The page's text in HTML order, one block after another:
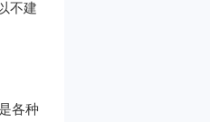
不建
各种